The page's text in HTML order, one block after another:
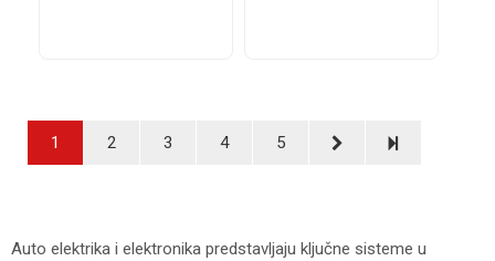
1 2 3 4 5
Auto elektrika i elektronika predstavljaju ključne sisteme u